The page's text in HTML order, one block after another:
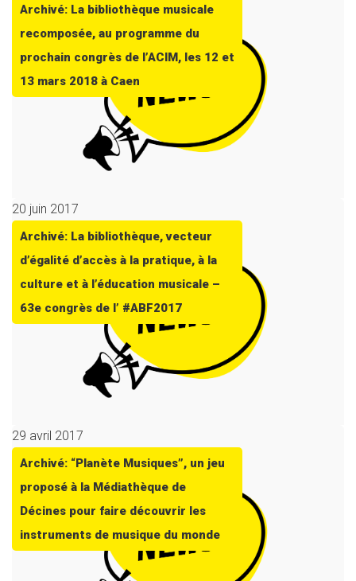
Archivé: La bibliothèque musicale
recomposée, au programme du
prochain congrès de l’ACIM, les 12 et
13 mars 2018 à Caen
20 juin 2017
Archivé: La bibliothèque, vecteur
d’égalité d’accès à la pratique, à la
culture et à l’éducation musicale –
63e congrès de l’ #ABF2017
29 avril 2017
Archivé: “Planète Musiques”, un jeu
proposé à la Médiathèque de
Décines pour faire découvrir les
instruments de musique du monde